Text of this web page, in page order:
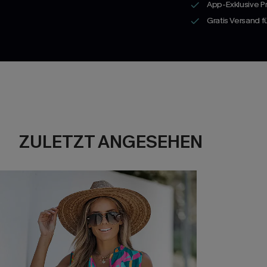
App-Exklusive
Gratis Versand
ZULETZT ANGESEHEN